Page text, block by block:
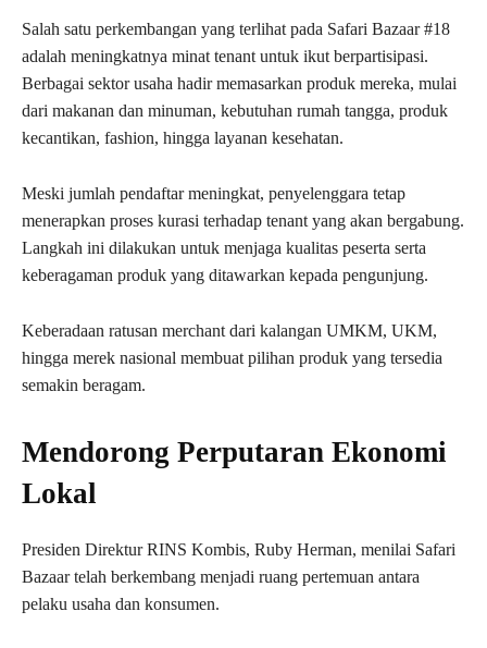
Salah satu perkembangan yang terlihat pada Safari Bazaar #18
adalah meningkatnya minat tenant untuk ikut berpartisipasi.
Berbagai sektor usaha hadir memasarkan produk mereka, mulai
dari makanan dan minuman, kebutuhan rumah tangga, produk
kecantikan, fashion, hingga layanan kesehatan.
Meski jumlah pendaftar meningkat, penyelenggara tetap
menerapkan proses kurasi terhadap tenant yang akan bergabung.
Langkah ini dilakukan untuk menjaga kualitas peserta serta
keberagaman produk yang ditawarkan kepada pengunjung.
Keberadaan ratusan merchant dari kalangan UMKM, UKM,
hingga merek nasional membuat pilihan produk yang tersedia
semakin beragam.
Mendorong Perputaran Ekonomi
Lokal
Presiden Direktur RINS Kombis, Ruby Herman, menilai Safari
Bazaar telah berkembang menjadi ruang pertemuan antara
pelaku usaha dan konsumen.